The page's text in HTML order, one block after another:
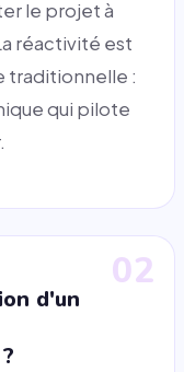
le projet à
réactivité est
traditionnelle :
qui pilote
02
d'un